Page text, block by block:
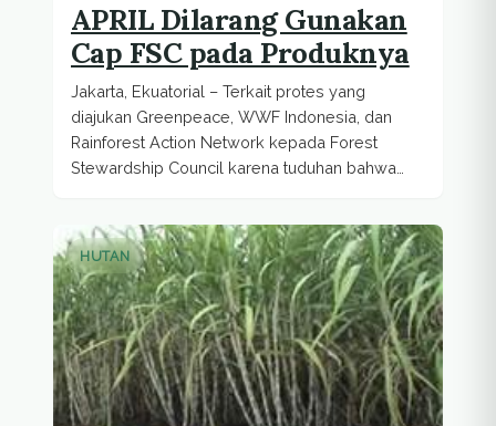
APRIL Dilarang Gunakan
Cap FSC pada Produknya
Jakarta, Ekuatorial – Terkait protes yang
diajukan Greenpeace, WWF Indonesia, dan
Rainforest Action Network kepada Forest
Stewardship Council karena tuduhan bahwa
HUTAN